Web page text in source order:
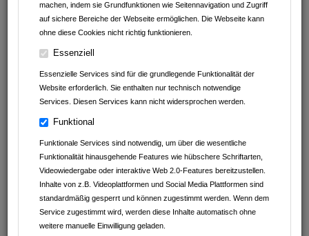
machen, indem sie Grundfunktionen wie Seitennavigation und Zugriff
auf sichere Bereiche der Webseite ermöglichen. Die Webseite kann
ohne diese Cookies nicht richtig funktionieren.
Essenziell
Essenzielle Services sind für die grundlegende Funktionalität der
Website erforderlich. Sie enthalten nur technisch notwendige
Services. Diesen Services kann nicht widersprochen werden.
Funktional
Funktionale Services sind notwendig, um über die wesentliche
Funktionalität hinausgehende Features wie hübschere Schriftarten,
Videowiedergabe oder interaktive Web 2.0-Features bereitzustellen.
Inhalte von z.B. Videoplattformen und Social Media Plattformen sind
standardmäßig gesperrt und können zugestimmt werden. Wenn dem
Service zugestimmt wird, werden diese Inhalte automatisch ohne
weitere manuelle Einwilligung geladen.